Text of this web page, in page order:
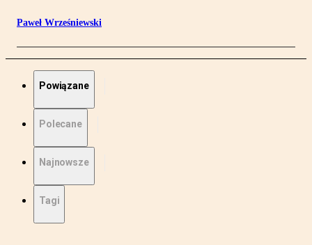
Paweł Wrześniewski
Powiązane
Polecane
Najnowsze
Tagi